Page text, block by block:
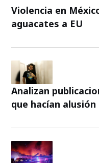
Violencia en
aguacates a EU
Analizan
que hacían